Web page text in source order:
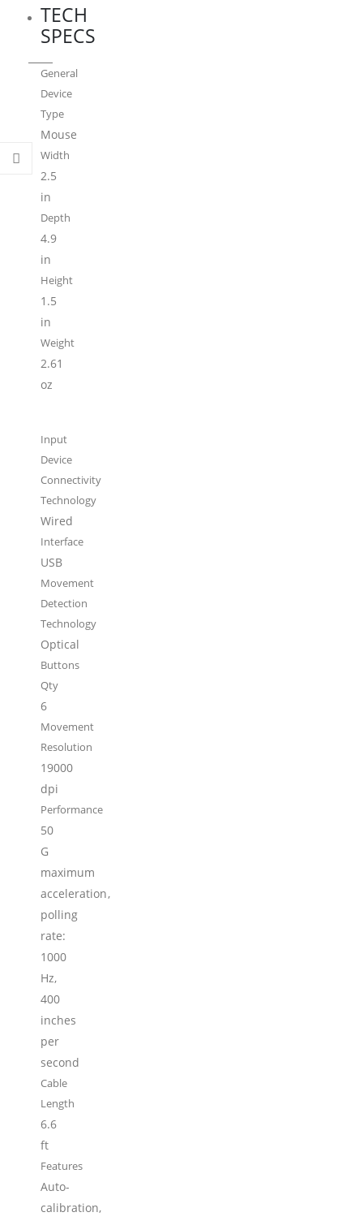
TECH
SPECS
General
Device
Type
Mouse
Width
2.5
in
Depth
4.9
in
Height
1.5
in
Weight
2.61
oz
Input
Device
Connectivity
Technology
Wired
Interface
USB
Movement
Detection
Technology
Optical
Buttons
Qty
6
Movement
Resolution
19000
dpi
Performance
50
G
maximum
acceleration,
polling
rate:
1000
Hz,
400
inches
per
second
Cable
Length
6.6
ft
Features
Auto-
calibration,